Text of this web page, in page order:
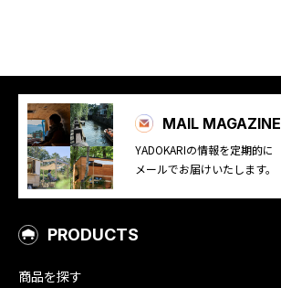
MAIL MAGAZINE
YADOKARIの情報を定期的に
メールでお届けいたします。
PRODUCTS
商品を探す